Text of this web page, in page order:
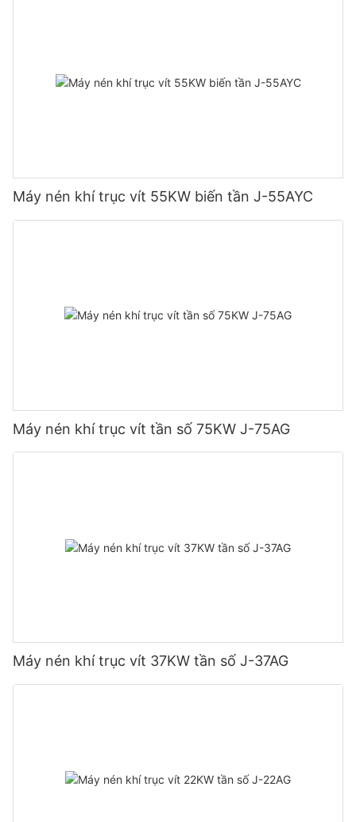
Máy nén khí trục vít 55KW biến tần J-55AYC
Máy nén khí trục vít tần số 75KW J-75AG
Máy nén khí trục vít 37KW tần số J-37AG